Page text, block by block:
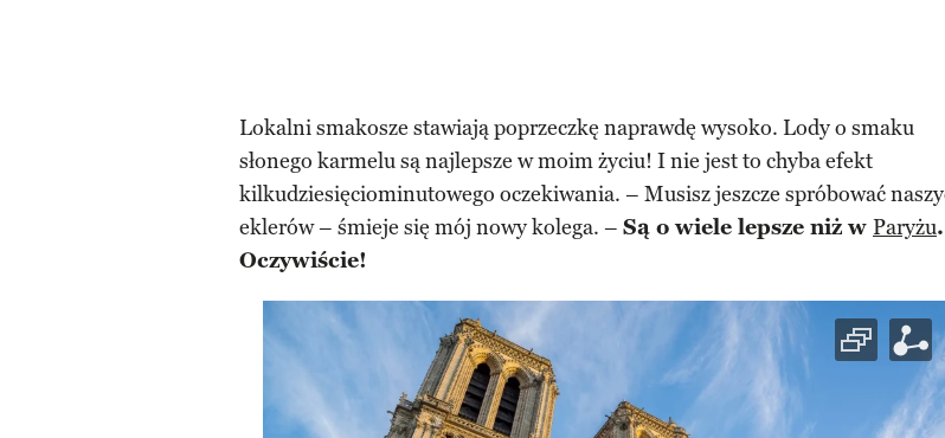
Lokalni smakosze stawiają poprzeczkę naprawdę wysoko. Lody o smaku
słonego karmelu są najlepsze w moim życiu! I nie jest to chyba efekt
kilkudziesięciominutowego oczekiwania. – Musisz jeszcze spróbować
eklerów – śmieje się mój nowy kolega. – Są o wiele lepsze niż w Paryżu.
Oczywiście!